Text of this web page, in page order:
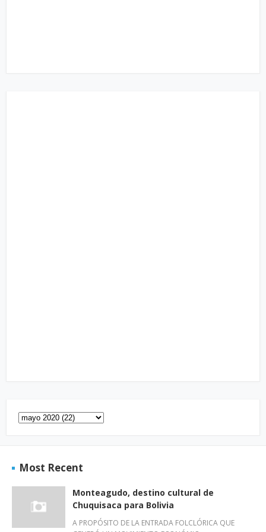
Most Recent
Monteagudo, destino cultural de
Chuquisaca para Bolivia
A PROPÓSITO DE LA ENTRADA FOLCLÓRICA QUE